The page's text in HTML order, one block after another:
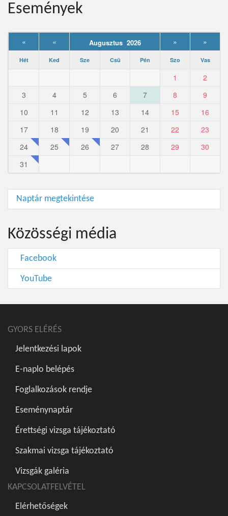
Események
« « Augusztus 2026 » »
Hét Ked Sze Csü Pén Szo Vas
1
2
3
4 5 6 7 8
9
10
11 12 13 14 15
16
17
18 19 20 21 22
23
24
25 26 27 28 29
30
31
Naptár megtekintése
Közösségi média
Facebook
YouTube
GYORS ELÉRÉS
Jelentkezési lapok
E-naplo belépés
Foglalkozások rendje
Eseménynaptár
Érettségi vizsga tájékoztató
Szakmai vizsga tájékoztató
Vizsgák galéria
KAPCSOLATFELVÉTEL
Elérhetőségek